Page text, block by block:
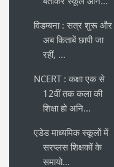
विडम्बना : सत्र शुरू और
अब किताबें छापी जा
रहीं, ...
NCERT : कक्षा एक से
12वीं तक कला की
शिक्षा हो अनि...
एडेड माध्यमिक स्कूलों में
सरप्लस शिक्षकों के
समायो...